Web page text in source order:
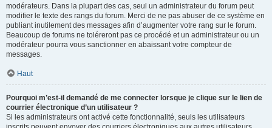
modérateurs. Dans la plupart des cas, seul un administrateur du forum peut
modifier le texte des rangs du forum. Merci de ne pas abuser de ce système en
publiant inutilement des messages afin d’augmenter votre rang sur le forum.
Beaucoup de forums ne toléreront pas ce procédé et un administrateur ou un
modérateur pourra vous sanctionner en abaissant votre compteur de
messages.
Haut
Pourquoi m’est-il demandé de me connecter lorsque je clique sur le lien de
courrier électronique d’un utilisateur ?
Si les administrateurs ont activé cette fonctionnalité, seuls les utilisateurs